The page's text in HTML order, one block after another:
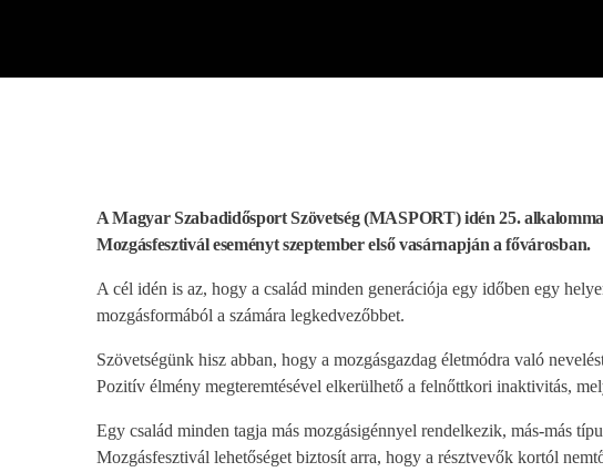
A Magyar Szabadidősport Szövetség (MASPORT) idén 25.
Mozgásfesztivál eseményt szeptember első vasárnapján a fővárosban.
A cél idén is az, hogy a család minden generációja egy időben egy
mozgásformából a számára legkedvezőbbet.
Szövetségünk hisz abban, hogy a mozgásgazdag életmódra való
Pozitív élmény megteremtésével elkerülhető a felnőttkori inaktivitás,
Egy család minden tagja más mozgásigénnyel rendelkezik, más-más
Mozgásfesztivál lehetőséget biztosít arra, hogy a résztvevők kortól